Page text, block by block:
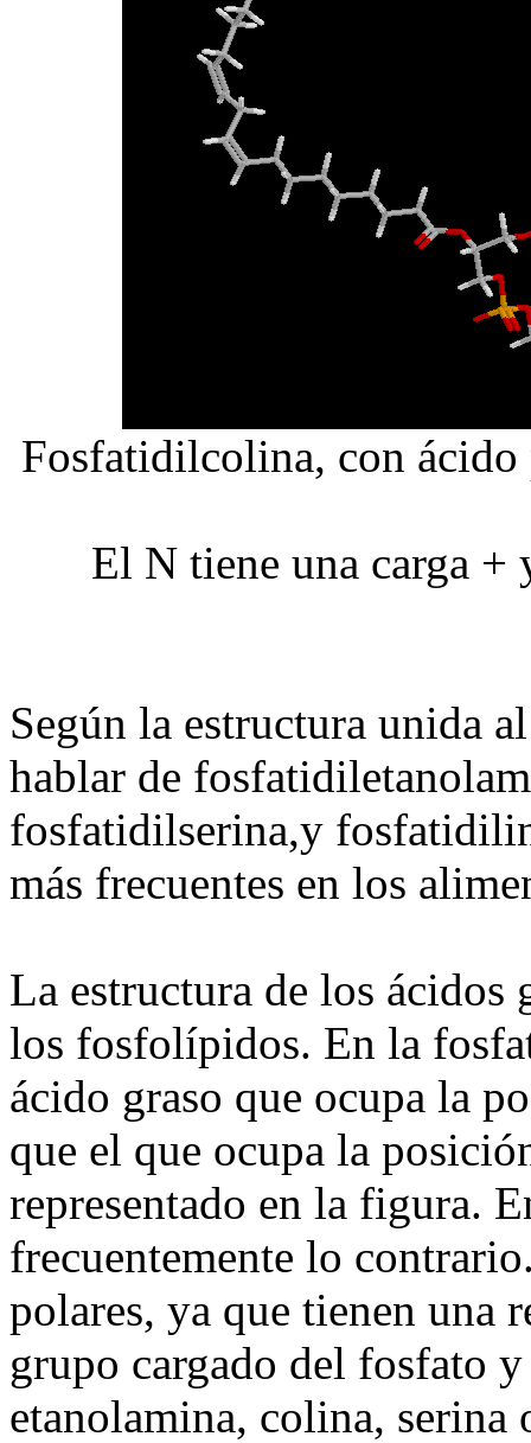
Fosfatidilcolina, con
El N tiene una carga
Según la estructura unida
hablar de
fosfatidilserina,y
más frecuentes en los
La estructura de los ácidos
los fosfolípidos. En la
ácido graso que ocupa la
que el que ocupa la
representado en la figura.
frecuentemente lo
polares, ya que tienen
grupo cargado del fosfato
etanolamina, colina, serina